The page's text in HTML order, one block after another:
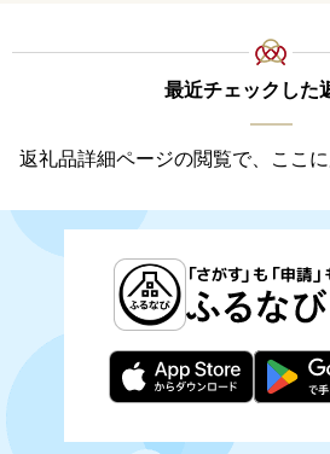
最近チェックした
返礼品詳細ページの閲覧で、ここに